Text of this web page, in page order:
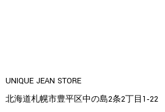
UNIQUE JEAN STORE
北海道札幌市豊平区中の島2条2丁目1‐22